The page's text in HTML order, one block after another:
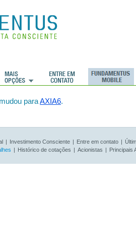
paraAXIA6.
| Investimento Consciente | Entre em contato |
| Histórico de cotações | Acionistas | Principais